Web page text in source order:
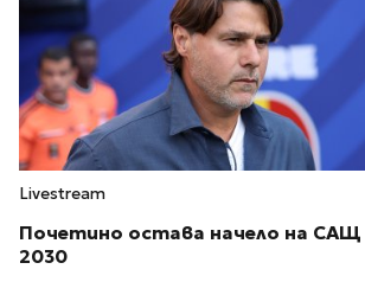
Livestream
Почетино остава начело на
2030